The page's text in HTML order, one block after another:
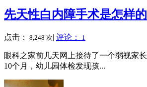
先天性白内障手术是怎样
点击： 8,248 次| 评论： 1
眼科之家前几天网上接待了一个弱视家
10个月，幼儿园体检发现孩...